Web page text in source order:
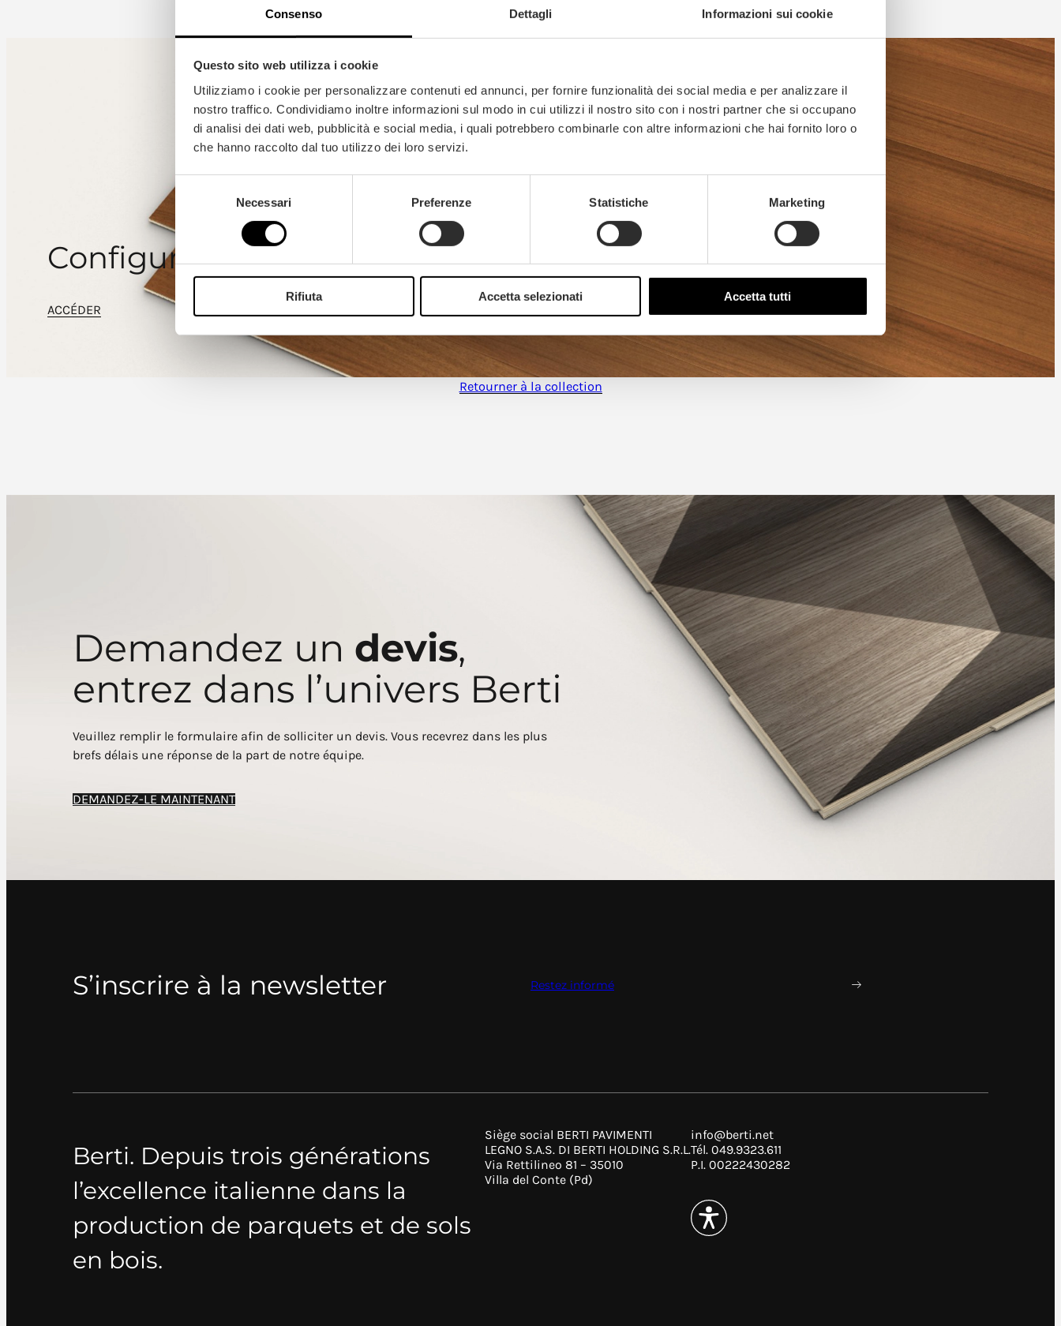
Consenso Dettagli Informazioni sui cookie
Questo sito web utilizza i cookie
Utilizziamo i cookie per personalizzare contenuti ed annunci, per fornire funzionalità dei social media e per analizzare il
nostro traffico. Condividiamo inoltre informazioni sul modo in cui utilizzi il nostro sito con i nostri partner che si occupano
di analisi dei dati web, pubblicità e social media, i quali potrebbero combinarle con altre informazioni che hai fornito loro o
che hanno raccolto dal tuo utilizzo dei loro servizi.
Selezione
Necessari Preferenze Statistiche Marketing
Rifiuta Accetta selezionati Accetta tutti
Voir le 3D
Configurateur 3D
ACCÉDER
parquet iroko antique possède d’excellentes caractéristiques techniques telles que la stabilité et une grande
aptitude à résister à l’humidité. L’iroko possède, en outre, une
qui le rend
adapté à la pose sur des systèmes de chauffage au sol.
Retourner à la collection
Demandez un devis,
entrez dans l’univers Berti
Veuillez remplir le formulaire afin de solliciter un devis. Vous recevrez dans les plus
brefs délais une réponse de la part de notre équipe.
DEMANDEZ-LE MAINTENANT
S’inscrire à la newsletter Restez informé
Berti. Depuis trois générations
l’excellence italienne dans la
production de parquets et de sols
en bois.
Siège social BERTI PAVIMENTI
LEGNO S.A.S. DI BERTI HOLDING S.R.L.
Via Rettilineo 81 – 35010
Villa del Conte (Pd)
info@berti.net
Tél. 049.9323.611
P.I. 00222430282